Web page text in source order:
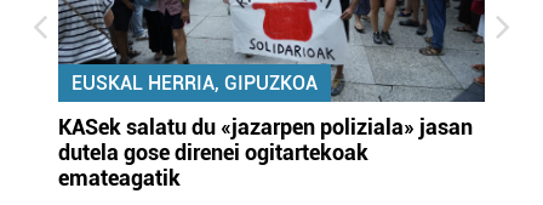
EUSKAL HERRIA, GIPUZKOA
KASek salatu du «jazarpen poliziala» jasan
dutela gose direnei ogitartekoak
emateagatik